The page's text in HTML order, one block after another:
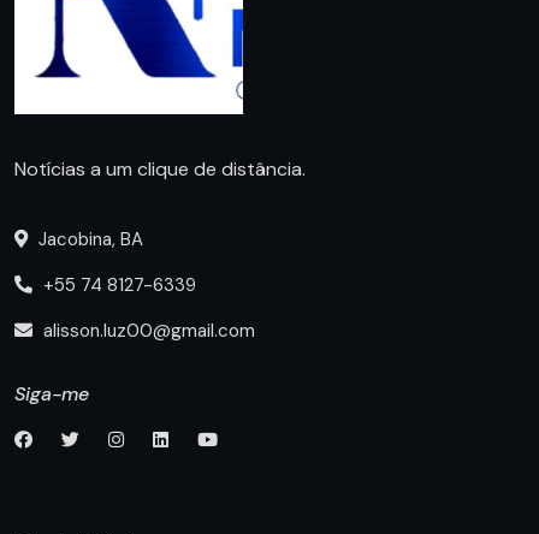
Notícias a um clique de distância.
Jacobina, BA
+55 74 8127-6339
alisson.luz00@gmail.com
Siga-me